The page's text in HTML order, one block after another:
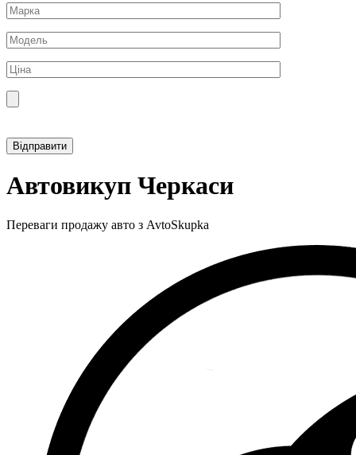
Автовикуп Черкаси
Переваги продажу авто з AvtoSkupka